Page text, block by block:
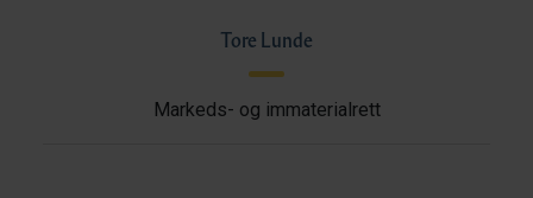
Tore Lunde
Markeds- og immaterialrett